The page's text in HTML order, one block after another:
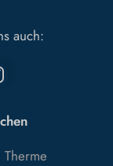
auch:
Therme